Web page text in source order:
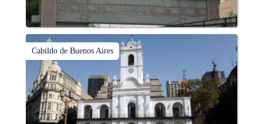
Cabildo de Buenos Aires